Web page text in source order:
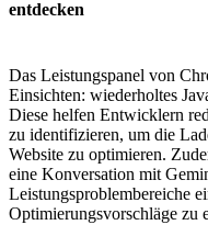
entdecken
Das Leistungspanel von
Einsichten: wiederholtes
Diese helfen Entwicklern
zu identifizieren, um die
Website zu optimieren.
eine Konversation mit
Leistungsproblembereiche
Optimierungsvorschläge zu